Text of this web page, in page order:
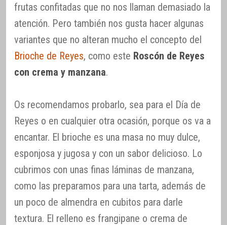
frutas confitadas que no nos llaman demasiado la
atención. Pero también nos gusta hacer algunas
variantes que no alteran mucho el concepto del
Brioche de Reyes, como este Roscón de Reyes
con crema y manzana.
Os recomendamos probarlo, sea para el Día de
Reyes o en cualquier otra ocasión, porque os va a
encantar. El brioche es una masa no muy dulce,
esponjosa y jugosa y con un sabor delicioso. Lo
cubrimos con unas finas láminas de manzana,
como las preparamos para una tarta, además de
un poco de almendra en cubitos para darle
textura. El relleno es frangipane o crema de